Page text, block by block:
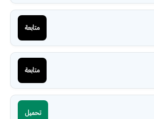
متابعة
متابعة
تحميل